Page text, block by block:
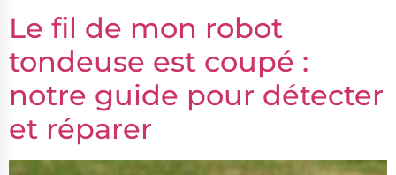
Le fil de mon robot
tondeuse est coupé :
notre guide pour détecter
et réparer